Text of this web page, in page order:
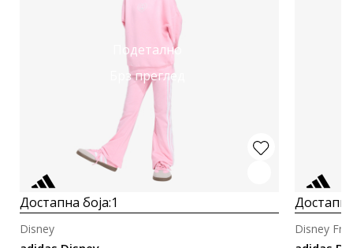
Подетално
Брз преглед
Достапна боја:1
Disney Disney